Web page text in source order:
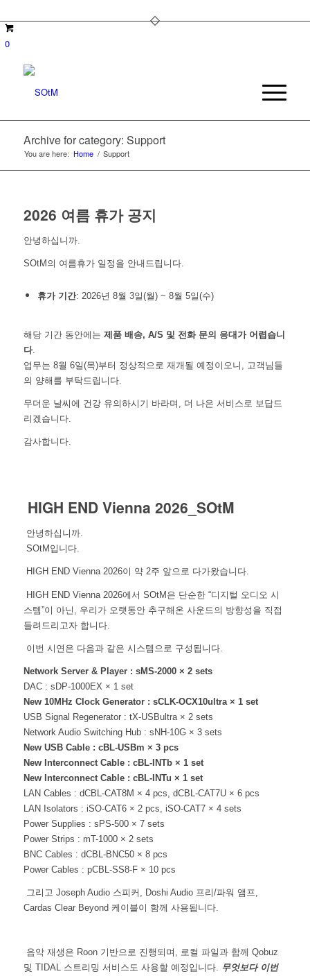
0
Archive for category: Support
You are here: Home / Support
2026 여름 휴가 공지
안녕하십니까.
SOtM의 여름휴가 일정을 안내드립니다.
휴가 기간: 2026년 8월 3일(월) ~ 8월 5일(수)
해당 기간 동안에는 제품 배송, A/S 및 전화 문의 응대가 어렵습니
다.
업무는 8월 6일(목)부터 정상적으로 재개될 예정이오니, 고객님들
의 양해를 부탁드립니다.
무더운 날씨에 건강 유의하시기 바라며, 더 나은 서비스로 보답드
리겠습니다.
감사합니다.
HIGH END Vienna 2026_SOtM
안녕하십니까.
SOtM입니다.
HIGH END Vienna 2026이 약 2주 앞으로 다가왔습니다.
HIGH END Vienna 2026에서 SOtM은 단순한 “디지털 오디오 시
스템”이 아닌, 우리가 오랫동안 추구해온 사운드의 방향성을 직접
들려드리고자 합니다.
이번 시연은 다음과 같은 시스템으로 구성됩니다.
Network Server & Player : sMS-2000 × 2 sets
DAC : sDP-1000EX × 1 set
New 10MHz Clock Generator : sCLK-OCX10ultra × 1 set
USB Signal Regenerator : tX-USBultra × 2 sets
Network Audio Switching Hub : sNH-10G × 3 sets
New USB Cable : cBL-USBm × 3 pcs
New Interconnect Cable : cBL-INTb × 1 set
New Interconnect Cable : cBL-INTu × 1 set
LAN Cables : dCBL-CAT8M × 4 pcs, dCBL-CAT7U × 6 pcs
LAN Isolators : iSO-CAT6 × 2 pcs, iSO-CAT7 × 4 sets
Power Supplies : sPS-500 × 7 sets
Power Strips : mT-1000 × 2 sets
BNC Cables : dCBL-BNC50 × 8 pcs
Power Cables : pCBL-SS8-F × 10 pcs
그리고 Joseph Audio 스피커, Doshi Audio 프리/파워 앰프,
Cardas Clear Beyond 케이블이 함께 사용됩니다.
음악 재생은 Roon 기반으로 진행되며, 로컬 파일과 함께 Qobuz
및 TIDAL 스트리밍 서비스도 사용할 예정입니다. 무엇보다 이번